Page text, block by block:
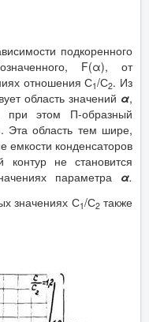
подкоренного
F(α), от
отношения С1/С2. Из
область значений α,
при этом П-образный
Эта область тем шире,
емкости конденсаторов
контур не становится
параметра α.
значениях С1/С2также